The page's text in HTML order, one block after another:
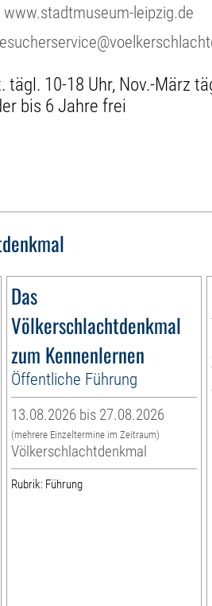
www.stadtmuseum-leipzig.de
tägl. 10-18 Uhr, Nov.-März
bis 6 Jahre frei
Das
Völkerschlachtdenkmal
zum Kennenlernen
Öffentliche Führung
13.08.2026 bis 27.08.2026
(mehrere Einzeltermine im Zeitraum)
Völkerschlachtdenkmal
Rubrik: Führung